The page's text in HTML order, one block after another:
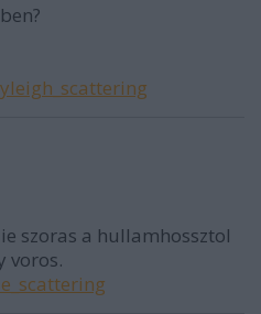
szoras a hullamhossztol
voros.